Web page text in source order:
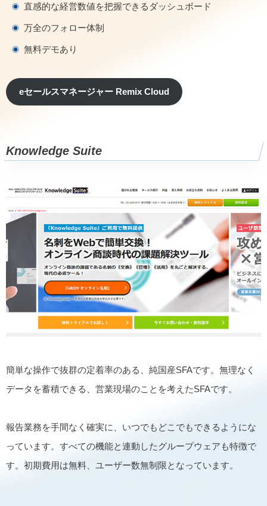
直感的な経営数値を把握できるダッシュボード
万全のフォロー体制
無料デモあり
eセールスマネージャー Remix Cloud
Knowledge Suite
簡単な操作で抜群の定着率のある、純国産SFAです。無理なく
データを蓄積できる、営業現場のことを考えたSFAです。
報告業務を手間なく確実に、いつでもどこでもできるようにな
っています。すべての機能と連動したグループウェアも特徴で
す。初期費用は無料、ユーザー数無制限となっています。